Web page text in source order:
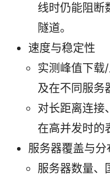
线时仍能阻断
隧道。
速度与稳定性
实测峰值下载
及在不同服务
对长距离连接
在高并发时的
服务器覆盖与分
服务器数量、